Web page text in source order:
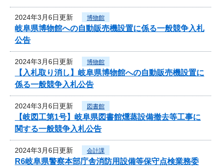
2024年3月6日更新 博物館
岐阜県博物館への自動販売機設置に係る一般競争入札
公告
2024年3月6日更新 博物館
【入札取り消し】岐阜県博物館への自動販売機設置に
係る一般競争入札公告
2024年3月6日更新 図書館
【岐図工第1号】岐阜県図書館燻蒸設備撤去等工事に
関する一般競争入札公告
2024年3月6日更新 会計課
R6岐阜県警察本部庁舎消防用設備等保守点検業務委